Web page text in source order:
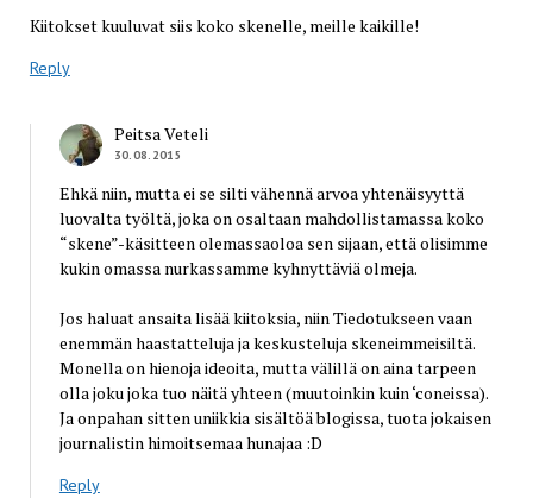
Kiitokset kuuluvat siis koko skenelle, meille kaikille!
Reply
Peitsa Veteli
30.08.2015
Ehkä niin, mutta ei se silti vähennä arvoa yhtenäisyyttä
luovalta työltä, joka on osaltaan mahdollistamassa koko
“skene”-käsitteen olemassaoloa sen sijaan, että olisimme
kukin omassa nurkassamme kyhnyttäviä olmeja.
Jos haluat ansaita lisää kiitoksia, niin Tiedotukseen vaan
enemmän haastatteluja ja keskusteluja skeneimmeisiltä.
Monella on hienoja ideoita, mutta välillä on aina tarpeen
olla joku joka tuo näitä yhteen (muutoinkin kuin ‘coneissa).
Ja onpahan sitten uniikkia sisältöä blogissa, tuota jokaisen
journalistin himoitsemaa hunajaa :D
Reply